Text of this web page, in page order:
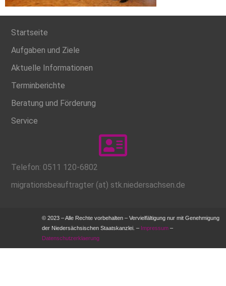
Startseite
Aufgaben und Ziele
Aktuelle Informationen
Terminberichte
Beratung und Förderung
Service
Telefon: 0511 120-6802
migrationsbeauftragter (at) stk.niedersachsen.de
© 2023 – Alle Rechte vorbehalten – Vervielfältigung nur mit Genehmigung
der Niedersächsischen Staatskanzlei. – Impressum –
Datenschutzerklaerung